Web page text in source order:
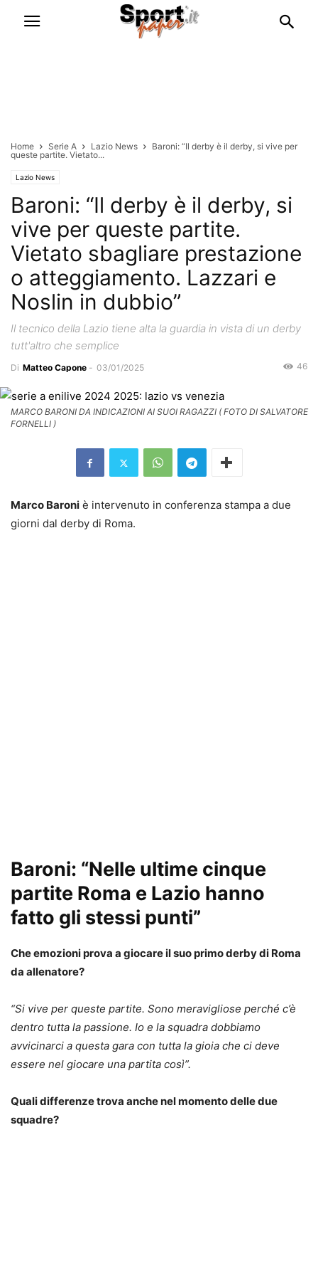
Home Serie A Lazio News
Baroni: “Il derby è il derby, si vive per
queste partite. Vietato...
Lazio News
Baroni: “Il derby è il derby, si
vive per queste partite.
Vietato sbagliare prestazione
o atteggiamento. Lazzari e
Noslin in dubbio”
Il tecnico della Lazio tiene alta la guardia in vista di un derby
tutt'altro che semplice
Di Matteo Capone - 03/01/2025 46
MARCO BARONI DA INDICAZIONI AI SUOI RAGAZZI ( FOTO DI SALVATORE
FORNELLI )
Marco Baroni è intervenuto in conferenza stampa a due
giorni dal derby di Roma.
Baroni: “Nelle ultime cinque
partite Roma e Lazio hanno
fatto gli stessi punti”
Che emozioni prova a giocare il suo primo derby di Roma
da allenatore?
“Si vive per queste partite. Sono meravigliose perché c’è
dentro tutta la passione. Io e la squadra dobbiamo
avvicinarci a questa gara con tutta la gioia che ci deve
essere nel giocare una partita così”.
Quali differenze trova anche nel momento delle due
squadre?